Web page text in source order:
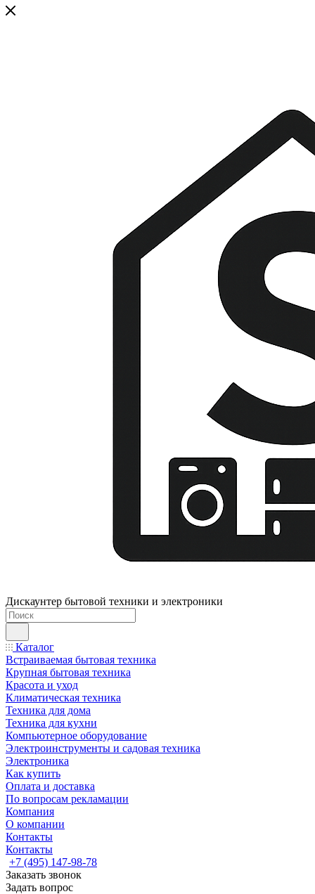
Дискаунтер бытовой техники и электроники
Каталог
Встраиваемая бытовая техника
Крупная бытовая техника
Красота и уход
Климатическая техника
Техника для дома
Техника для кухни
Компьютерное оборудование
Электроинструменты и садовая техника
Электроника
Как купить
Оплата и доставка
По вопросам рекламации
Компания
О компании
Контакты
Контакты
+7 (495) 147-98-78
Заказать звонок
Задать вопрос